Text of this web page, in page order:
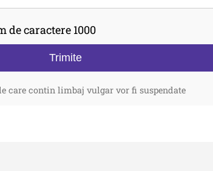
de caractere 1000
Trimite
care contin limbaj vulgar vor fi suspendate